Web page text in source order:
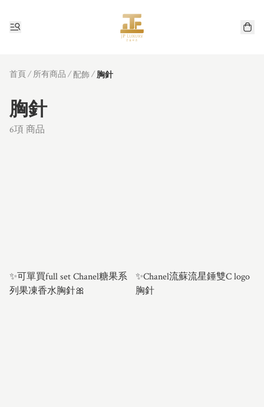
首頁/ 所有商品 /配飾/ 胸針
胸針
6項 商品
✨可單買full set Chanel糖果系
列果凍香水胸針🎀
✨Chanel流蘇流星錘雙C logo
胸針